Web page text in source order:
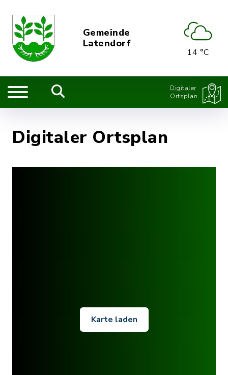
Gemeinde
Latendorf
14 °C
Digitaler
Ortsplan
Digitaler Ortsplan
Karte laden